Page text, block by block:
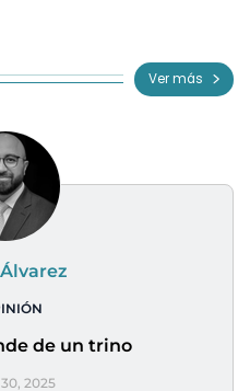
Ver más
de un trino
2025